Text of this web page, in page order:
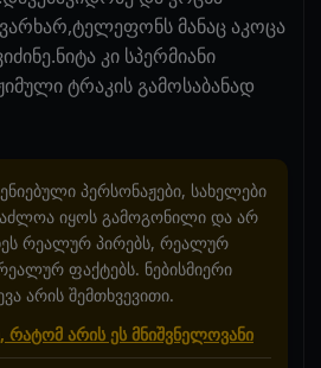
მანაც აკოცა
კი სპერმიანი
ტრაკის გამოსაბანად
პერსონაჟები, სახელები
იყოს გამოგონილი და არ
რეალურ პირებს, რეალურ
ფაქტებს. ნებისმიერი
არის შემთხვევითი.
რატომ არის ეს მნიშვნელოვანი